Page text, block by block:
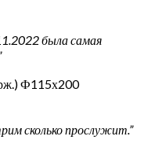
была самая
Ф115х200
сколько прослужит.”